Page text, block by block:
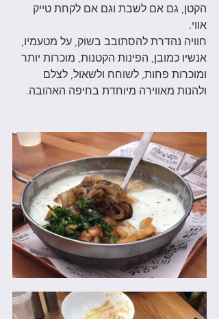
הקטן, גם אם לשבת וגם אם לקחת טייק
אווי.
חוויה נהדרת להסתובב בשוק, על מטעמיו,
אנשיו כמובן, הפינות הקטנות, מוכרות יותר
ומוכרות פחות, לשוחח ולשאול, לצלם
ולהנות מאווירה מיוחדת בחיפה האהובה.